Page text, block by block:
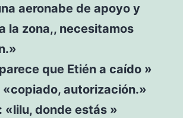
aeronabe de apoyo y
la zona,, necesitamos
que Etién a caído »
«copiado, autorización.»
«lilu, donde estás »